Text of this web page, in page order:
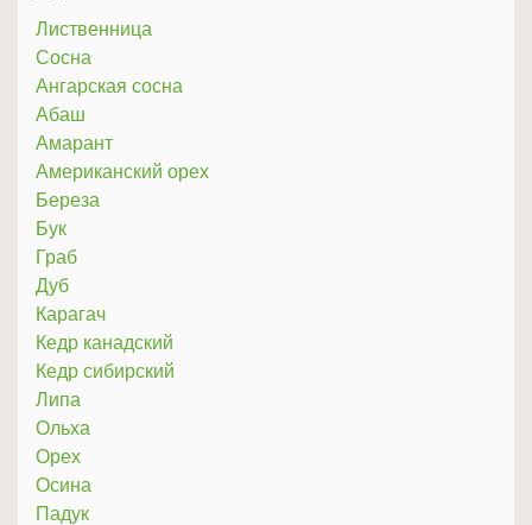
Лиственница
Сосна
Ангарская сосна
Абаш
Амарант
Американский орех
Береза
Бук
Граб
Дуб
Карагач
Кедр канадский
Кедр сибирский
Липа
Ольха
Орех
Осина
Падук